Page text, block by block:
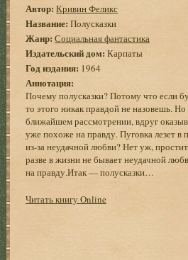
Автор: Кривин Феликс
Название: Полусказки
Жанр: Социальная фантастика
Издательский дом: Карпаты
Год издания: 1964
Аннотация:
Почему полусказки? Потому что если
то этого никак правдой не назовешь.
ближайшем рассмотрении, вдруг
уже похоже на правду. Пуговка лезет
из-за неудачной любви? Нет уж,
разве в жизни не бывает неудачной
на правду.Итак — полусказки…
Читать книгу Online